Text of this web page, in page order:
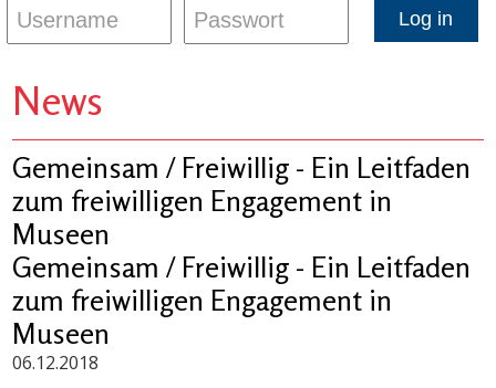
News
Gemeinsam / Freiwillig - Ein Leitfaden
zum freiwilligen Engagement in
Museen
Gemeinsam / Freiwillig - Ein Leitfaden
zum freiwilligen Engagement in
Museen
06.12.2018